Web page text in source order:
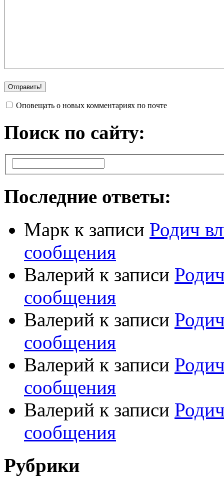
Оповещать о новых комментариях по почте
Поиск по сайту:
Последние ответы:
Марк к записи Родич
сообщения
Валерий к записи
сообщения
Валерий к записи
сообщения
Валерий к записи
сообщения
Валерий к записи
сообщения
Рубрики